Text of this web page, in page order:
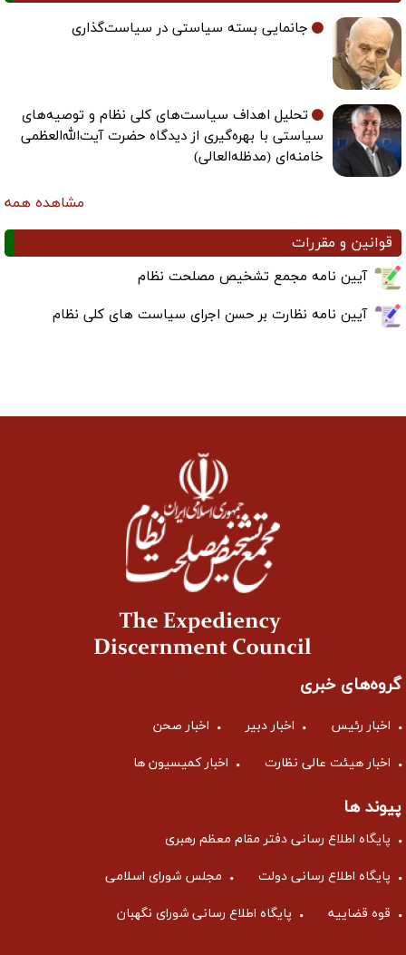
جانمایی بسته سیاستی در سیاست‌گذاری
تحلیل اهداف سیاست‌های کلی نظام و توصیه‌های
سیاستی با بهره‌گیری از دیدگاه حضرت آیت‌الله‌العظمی
خامنه‌ای (مدظله‌العالی)
مشاهده همه
قوانین و مقررات
آیین نامه مجمع تشخیص مصلحت نظام
آیین نامه نظارت بر حسن اجرای سیاست های کلی نظام
گروه‌های خبری
اخبار رئیس اخبار دبیر اخبار صحن
اخبار هیئت عالی نظارت اخبار کمیسیون ها
پیوند ها
پایگاه اطلاع رسانی دفتر مقام معظم رهبری
پایگاه اطلاع رسانی دولت مجلس شورای اسلامی
قوه قضاییه پایگاه اطلاع رسانی شورای نگهبان